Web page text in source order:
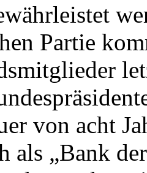
Partie
von acht
als „Bank